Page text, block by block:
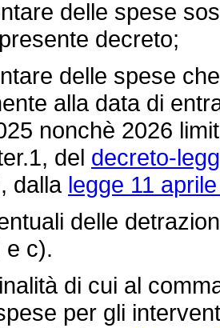
delle spese
decreto;
delle spese
alla data di
nonchè 2026
del decreto-
dalla legge 11
delle
e c).
di cui al
per gli